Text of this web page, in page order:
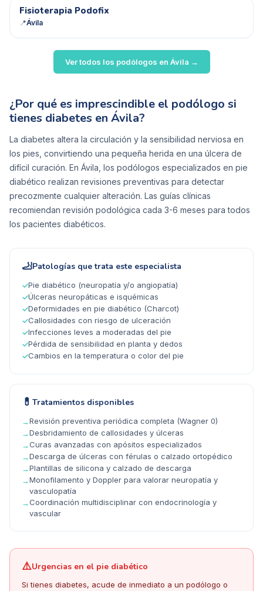
FP
Fisioterapia Podofix
📍Ávila
Ver todos los podólogos en Ávila →
¿Por qué es imprescindible el podólogo si
tienes diabetes en Ávila?
La diabetes altera la circulación y la sensibilidad nerviosa en
los pies, convirtiendo una pequeña herida en una úlcera de
difícil curación. En Ávila, los podólogos especializados en pie
diabético realizan revisiones preventivas para detectar
precozmente cualquier alteración. Las guías clínicas
recomiendan revisión podológica cada 3-6 meses para todos
los pacientes diabéticos.
🦶Patologías que trata este especialista
✓Pie diabético (neuropatía y/o angiopatía)
✓Úlceras neuropáticas e isquémicas
✓Deformidades en pie diabético (Charcot)
✓Callosidades con riesgo de ulceración
✓Infecciones leves a moderadas del pie
✓Pérdida de sensibilidad en planta y dedos
✓Cambios en la temperatura o color del pie
💊 Tratamientos disponibles
→Revisión preventiva periódica completa (Wagner 0)
→Desbridamiento de callosidades y úlceras
→Curas avanzadas con apósitos especializados
→Descarga de úlceras con férulas o calzado ortopédico
→Plantillas de silicona y calzado de descarga
→Monofilamento y Doppler para valorar neuropatía y
vasculopatía
→Coordinación multidisciplinar con endocrinología y
vascular
⚠️Urgencias en el pie diabético
Si tienes diabetes, acude de inmediato a un podólogo o